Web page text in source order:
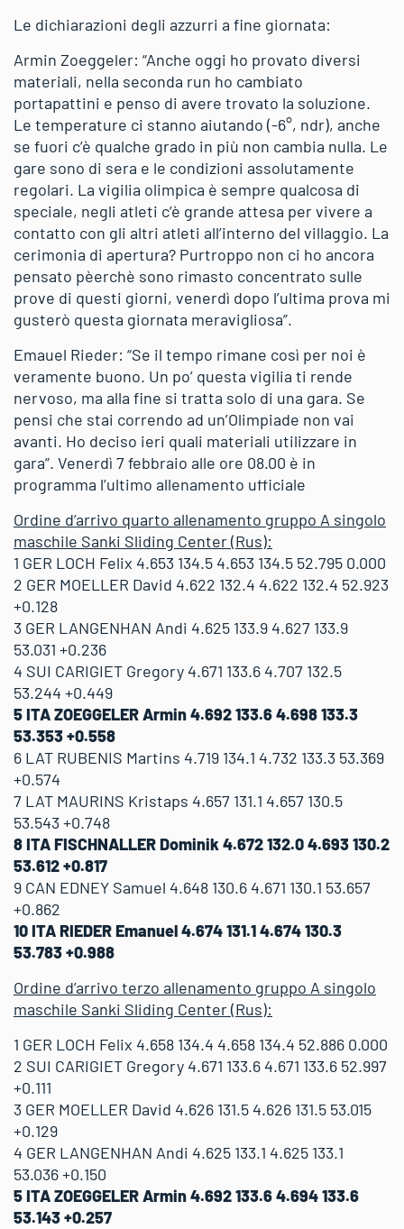
Le dichiarazioni degli azzurri a fine giornata:
Armin Zoeggeler: “Anche oggi ho provato diversi
materiali, nella seconda run ho cambiato
portapattini e penso di avere trovato la soluzione.
Le temperature ci stanno aiutando (-6°, ndr), anche
se fuori c’è qualche grado in più non cambia nulla. Le
gare sono di sera e le condizioni assolutamente
regolari. La vigilia olimpica è sempre qualcosa di
speciale, negli atleti c’è grande attesa per vivere a
contatto con gli altri atleti all’interno del villaggio. La
cerimonia di apertura? Purtroppo non ci ho ancora
pensato pèerchè sono rimasto concentrato sulle
prove di questi giorni, venerdì dopo l’ultima prova mi
gusterò questa giornata meravigliosa”.
Emauel Rieder: “Se il tempo rimane così per noi è
veramente buono. Un po’ questa vigilia ti rende
nervoso, ma alla fine si tratta solo di una gara. Se
pensi che stai correndo ad un’Olimpiade non vai
avanti. Ho deciso ieri quali materiali utilizzare in
gara”. Venerdì 7 febbraio alle ore 08.00 è in
programma l’ultimo allenamento ufficiale
Ordine d’arrivo quarto allenamento gruppo A singolo
maschile Sanki Sliding Center (Rus):
1 GER LOCH Felix 4.653 134.5 4.653 134.5 52.795 0.000
2 GER MOELLER David 4.622 132.4 4.622 132.4 52.923
+0.128
3 GER LANGENHAN Andi 4.625 133.9 4.627 133.9
53.031 +0.236
4 SUI CARIGIET Gregory 4.671 133.6 4.707 132.5
53.244 +0.449
5 ITA ZOEGGELER Armin 4.692 133.6 4.698 133.3
53.353 +0.558
6 LAT RUBENIS Martins 4.719 134.1 4.732 133.3 53.369
+0.574
7 LAT MAURINS Kristaps 4.657 131.1 4.657 130.5
53.543 +0.748
8 ITA FISCHNALLER Dominik 4.672 132.0 4.693 130.2
53.612 +0.817
9 CAN EDNEY Samuel 4.648 130.6 4.671 130.1 53.657
+0.862
10 ITA RIEDER Emanuel 4.674 131.1 4.674 130.3
53.783 +0.988
Ordine d’arrivo terzo allenamento gruppo A singolo
maschile Sanki Sliding Center (Rus):
1 GER LOCH Felix 4.658 134.4 4.658 134.4 52.886 0.000
2 SUI CARIGIET Gregory 4.671 133.6 4.671 133.6 52.997
+0.111
3 GER MOELLER David 4.626 131.5 4.626 131.5 53.015
+0.129
4 GER LANGENHAN Andi 4.625 133.1 4.625 133.1
53.036 +0.150
5 ITA ZOEGGELER Armin 4.692 133.6 4.694 133.6
53.143 +0.257